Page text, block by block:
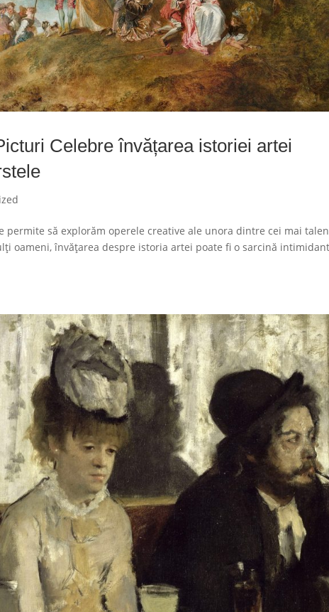
Celebre învățarea istoriei artei
permite să explorăm operele creative ale unora dintre cei mai
oameni, învățarea despre istoria artei poate fi o sarcină